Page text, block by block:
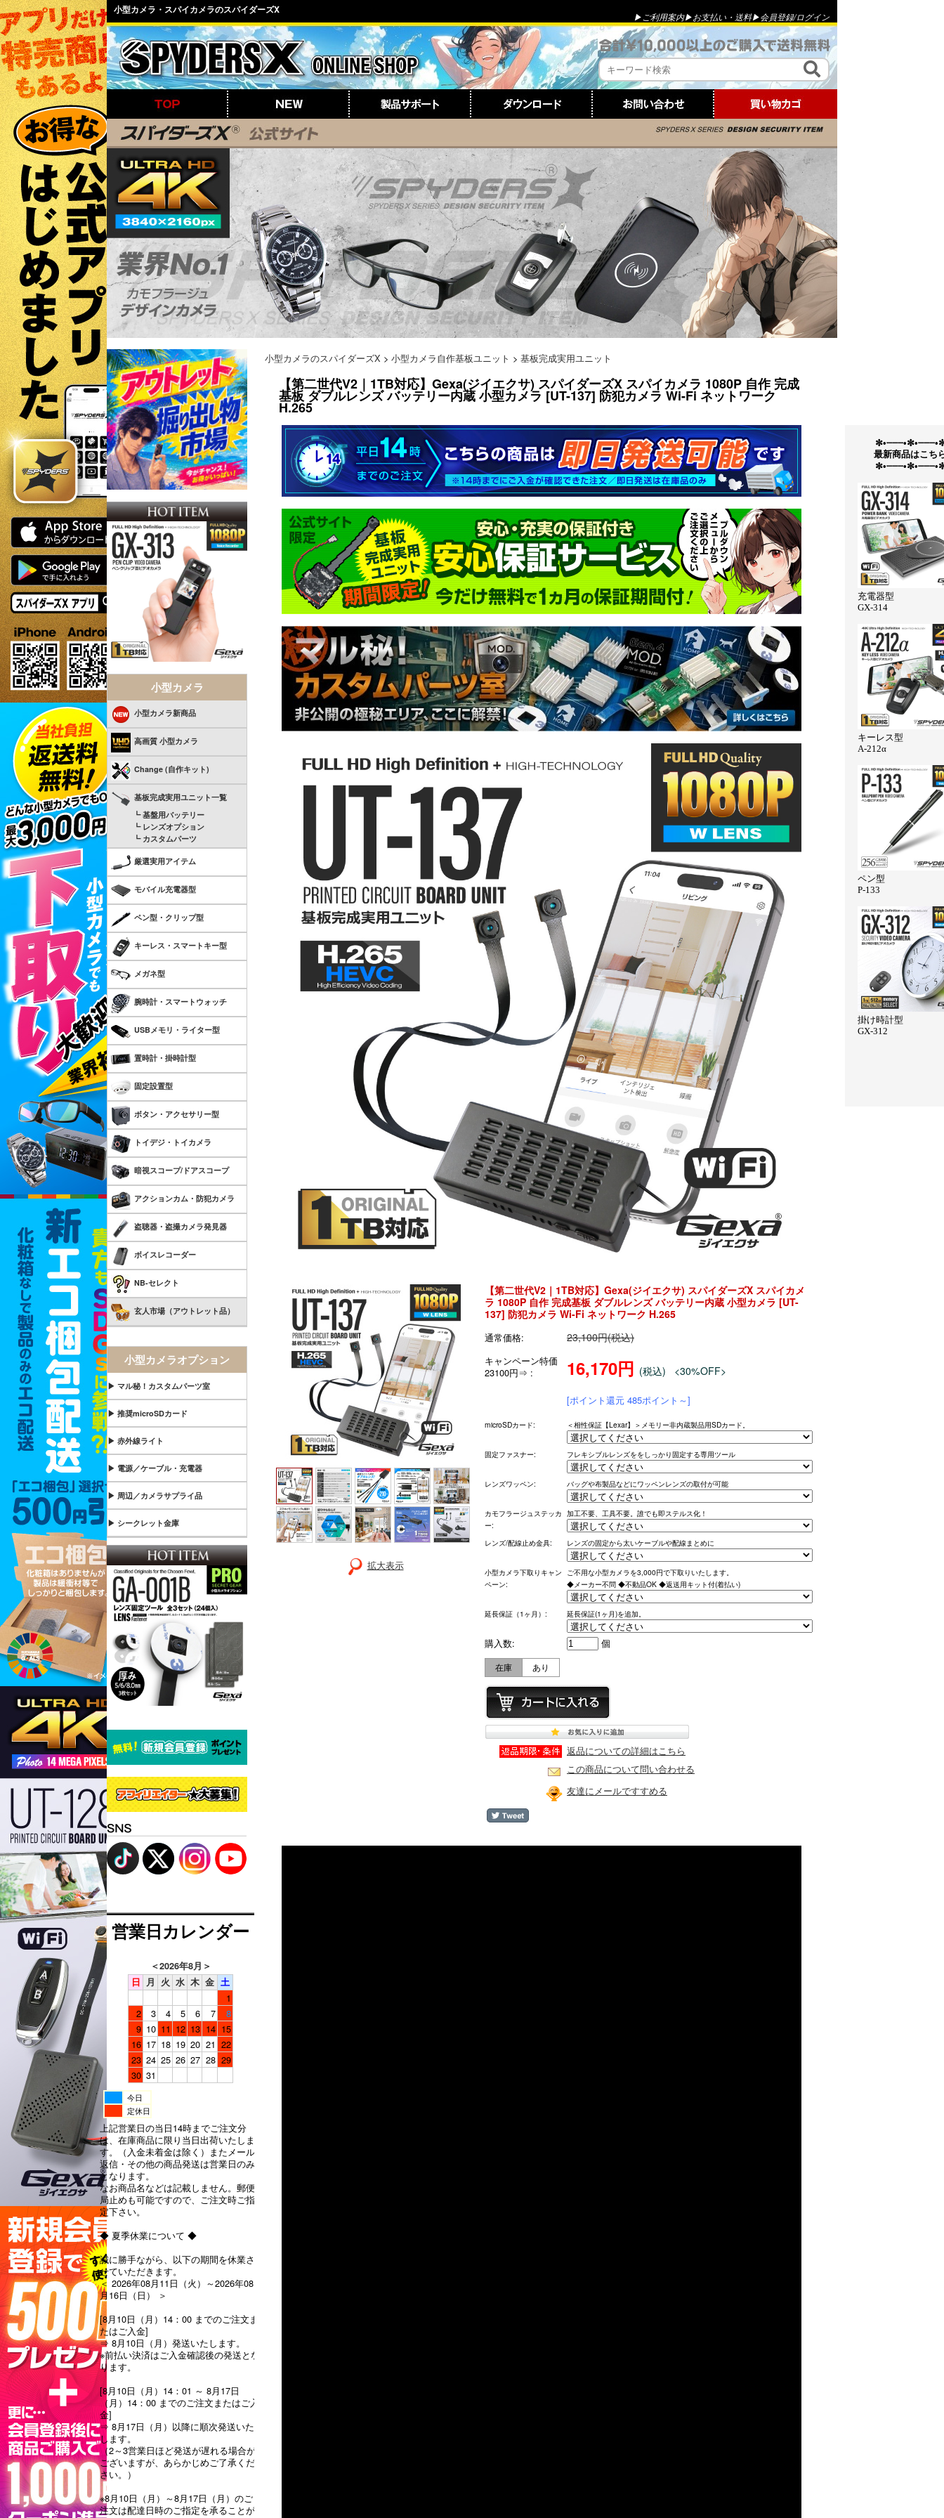
小型カメラ・スパイカメラのスパイダーズX
▶ご利用案内▶お支払い・送料▶会員登録/ログイン
小型カメラ
小型カメラ新商品
高画質 小型カメラ
Change (自作キット)
基板完成実用ユニット一覧
┗ 基盤用バッテリー
┗ レンズオプション
┗ カスタムパーツ
厳選実用アイテム
モバイル充電器型
ペン型・クリップ型
キーレス・スマートキー型
メガネ型
腕時計・スマートウォッチ
USBメモリ・ライター型
置時計・掛時計型
固定設置型
ボタン・アクセサリー型
トイデジ・トイカメラ
暗視スコープ/ドアスコープ
アクションカム・防犯カメラ
盗聴器・盗撮カメラ発見器
ボイスレコーダー
NB-セレクト
玄人市場（アウトレット品）
小型カメラオプション
▶ マル秘！カスタムパーツ室
▶ 推奨microSDカード
▶ 赤外線ライト
▶ 電源／ケーブル・充電器
▶ 周辺／カメラサプライ品
▶ シークレット金庫
営業日カレンダー
＜2026年8月 ＞
日
月 火 水 木 金 土
1
2
3 4 5 6 7
8
9 10 11 12 13 14 15
16 17 18 19 20 21 22
23 24 25 26 27 28 29
30 31
今日
定休日
上記営業日の当日14時までご注文分
は、在庫商品に限り当日出荷いたしま
す。（入金未着金は除く）またメール
返信・その他の商品発送は営業日のみ
となります。
なお商品名などは記載しません。郵便
局止めも可能ですので、ご注文時ご指
定下さい。
◆ 夏季休業について ◆
誠に勝手ながら、以下の期間を休業さ
せていただきます。
＜ 2026年08月11日（火）～2026年08
月16日（日） ＞
[8月10日（月）14：00 までのご注文ま
たはご入金]
⇒ 8月10日（月）発送いたします。
※前払い決済はご入金確認後の発送とな
ります。
[8月10日（月）14：01 ～ 8月17日
（月）14：00 までのご注文またはご入
金]
⇒ 8月17日（月）以降に順次発送いた
します。
（2～3営業日ほど発送が遅れる場合が
ございますが、あらかじめご了承くだ
さい。）
※8月10日（月）～8月17日（月）のご
注文は配達日時のご指定を承ることが
小型カメラのスパイダーズX > 小型カメラ自作基板ユニット > 基板完成実用ユニット
【第二世代V2｜1TB対応】Gexa(ジイエクサ) スパイダーズX スパイカメラ 1080P 自作 完成
基板 ダブルレンズ バッテリー内蔵 小型カメラ [UT-137] 防犯カメラ Wi-Fi ネットワーク
H.265
拡大表示
【第二世代V2｜1TB対応】Gexa(ジイエクサ) スパイダーズX スパイカメ
ラ 1080P 自作 完成基板 ダブルレンズ バッテリー内蔵 小型カメラ [UT-
137] 防犯カメラ Wi-Fi ネットワーク H.265
通常価格: 23,100円(税込)
キャンペーン特価
23100円⇒ :
16,170円 (税込) <30%OFF>
[ポイント還元 485ポイント～]
microSDカード: ＜相性保証【Lexar】＞メモリー非内蔵製品用SDカード。
固定ファスナー: フレキシブルレンズををしっかり固定する専用ツール
レンズワッペン: バッグや布製品などにワッペンレンズの取付が可能
カモフラージュステッカ
ー:
加工不要、工具不要。誰でも即ステルス化！
レンズ/配線止め金具: レンズの固定から太いケーブルや配線まとめに
小型カメラ下取りキャン
ペーン:
ご不用な小型カメラを3,000円で下取りいたします。
◆メーカー不問 ◆不動品OK ◆返送用キット付(着払い)
延長保証（1ヶ月）: 延長保証(1ヶ月)を追加。
購入数: 個
在庫 あり
返品についての詳細はこちら
この商品について問い合わせる
友達にメールですすめる